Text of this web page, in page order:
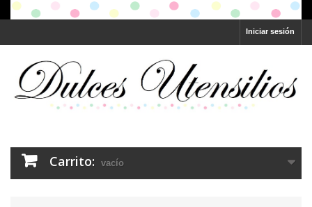
Iniciar sesión
Carrito: vacío